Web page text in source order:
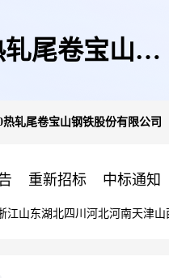
轧尾卷宝山钢
热轧尾卷宝山钢铁股份有限公司
重新招标 中标通知
江山东湖北四川 河北河南天津山